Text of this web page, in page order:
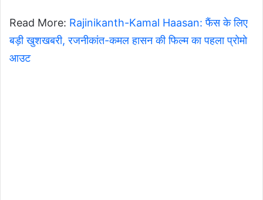
Read More: Rajinikanth-Kamal Haasan: फैंस के लिए
बड़ी खुशखबरी, रजनीकांत-कमल हासन की फिल्म का पहला प्रोमो
आउट